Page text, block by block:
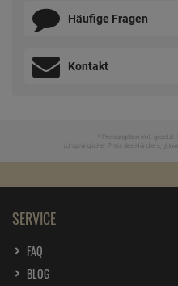
Häufige Fragen
Kontakt
* Preisangaben inkl. gesetzl.
Ursprünglicher Preis des Händlers,
SERVICE
FAQ
BLOG